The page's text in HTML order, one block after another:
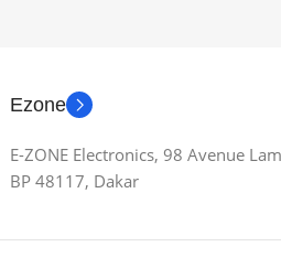
Ezone
E-ZONE Electronics, 98 Avenue
BP 48117, Dakar